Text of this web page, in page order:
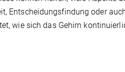
Entscheidungsfindung oder
wie sich das Gehirn